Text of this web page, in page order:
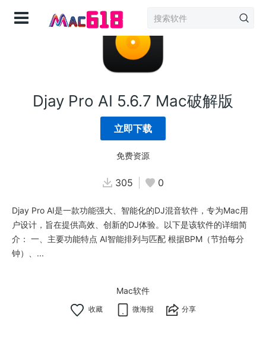
Djay Pro AI 5.6.7 Mac破解版
立即下载
免费资源
305 0
Djay Pro AI是一款功能强大、智能化的DJ混音软件，专为Mac用
户设计，旨在提供高效、创新的DJ体验。以下是该软件的详细简
介： 一、主要功能特点 AI智能排列与匹配 根据BPM（节拍每分
钟）、...
Mac软件
微海报 分享